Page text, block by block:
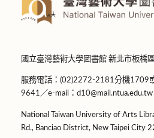
國立臺灣藝術大學圖書館 新北市板橋
服務電話：(02)2272-2181分機1709
9641／e-mail：d10@mail.ntua.edu.tw
National Taiwan University of Arts
Rd., Banciao District, New Taipei City